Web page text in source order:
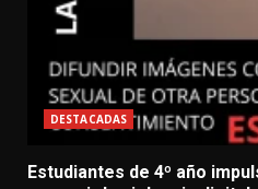
DESTACADAS
Estudiantes de 4º año